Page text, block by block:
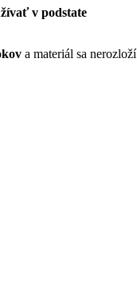
v podstate
a materiál sa nerozloží